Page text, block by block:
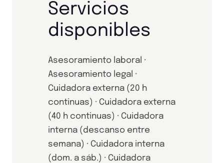
Servicios
disponibles
Asesoramiento laboral ·
Asesoramiento legal ·
Cuidadora externa (20 h
continuas) · Cuidadora externa
(40 h continuas) · Cuidadora
interna (descanso entre
semana) · Cuidadora interna
(dom. a sáb.) · Cuidadora